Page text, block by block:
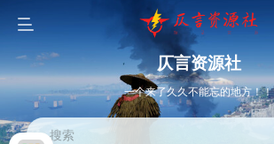
仄言资源社
一个来了久久不能忘的地方！！
搜索